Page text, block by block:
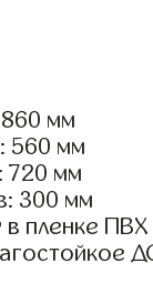
мм
560 мм
720 мм
300 мм
пленке ПВХ